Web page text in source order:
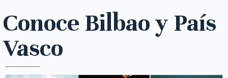
Conoce Bilbao y País
Vasco